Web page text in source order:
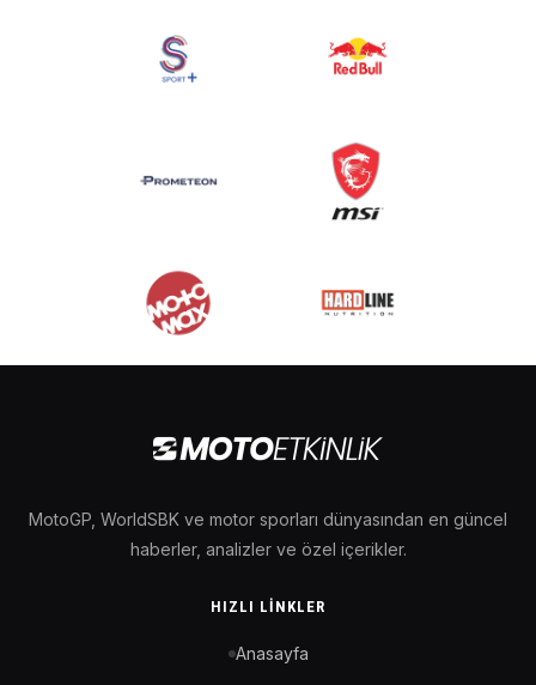
MotoGP, WorldSBK ve motor sporları dünyasından en güncel
haberler, analizler ve özel içerikler.
HIZLI LINKLER
Anasayfa